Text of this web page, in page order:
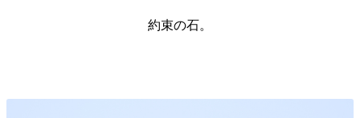
約束の石。